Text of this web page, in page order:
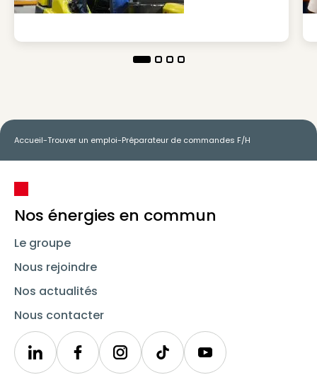
Accueil-Trouver un emploi-Préparateur de commandes F/H
Nos énergies en commun
Le groupe
Nous rejoindre
Nos actualités
Nous contacter
LinkedinSynergieInstagramTikTok Youtube